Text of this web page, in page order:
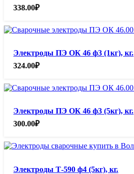
338.00₽
Электроды ПЭ ОК 46 ф3 (1кг), кг.
324.00₽
Электроды ПЭ ОК 46 ф3 (5кг), кг.
300.00₽
Электроды Т-590 ф4 (5кг), кг.